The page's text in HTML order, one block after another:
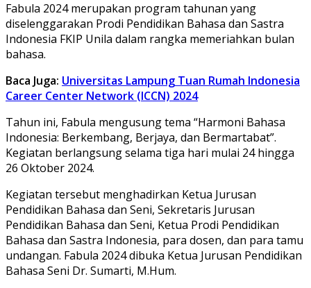
Fabula 2024 merupakan program tahunan yang
diselenggarakan Prodi Pendidikan Bahasa dan Sastra
Indonesia FKIP Unila dalam rangka memeriahkan bulan
bahasa.
Baca Juga: Universitas Lampung Tuan Rumah Indonesia
Career Center Network (ICCN) 2024
Tahun ini, Fabula mengusung tema “Harmoni Bahasa
Indonesia: Berkembang, Berjaya, dan Bermartabat”.
Kegiatan berlangsung selama tiga hari mulai 24 hingga
26 Oktober 2024.
Kegiatan tersebut menghadirkan Ketua Jurusan
Pendidikan Bahasa dan Seni, Sekretaris Jurusan
Pendidikan Bahasa dan Seni, Ketua Prodi Pendidikan
Bahasa dan Sastra Indonesia, para dosen, dan para tamu
undangan. Fabula 2024 dibuka Ketua Jurusan Pendidikan
Bahasa Seni Dr. Sumarti, M.Hum.